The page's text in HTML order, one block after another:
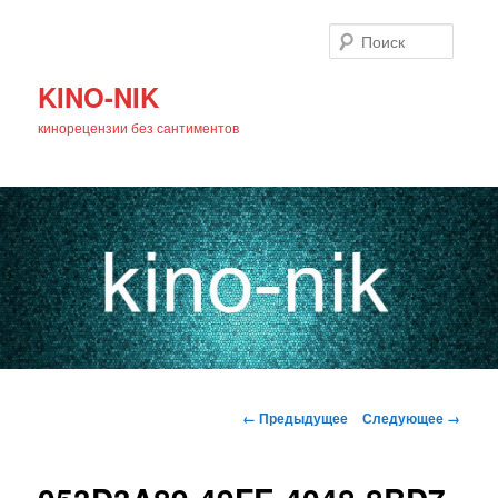
KINO-NIK
кинорецензии без сантиментов
основному
Навигация
← Предыдущее Следующее →